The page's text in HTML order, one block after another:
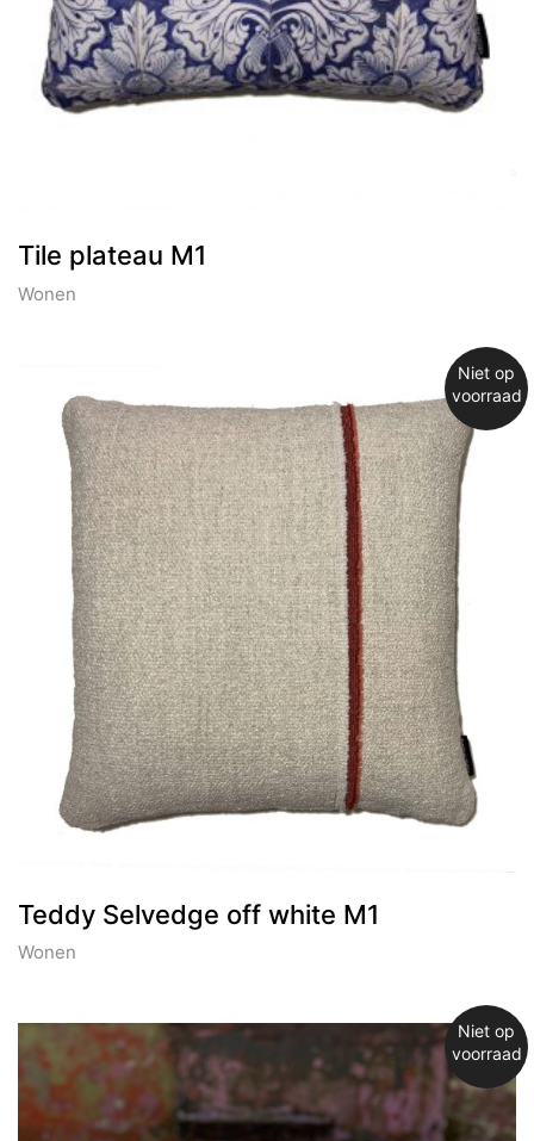
Tile plateau M1
Wonen
Niet op
voorraad
Teddy Selvedge off white M1
Wonen
Niet op
voorraad